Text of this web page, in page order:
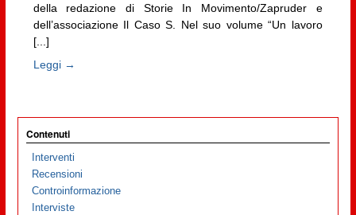
della redazione di Storie In Movimento/Zapruder e
dell’associazione Il Caso S. Nel suo volume “Un lavoro
[...]
Leggi →
Contenuti
Interventi
Recensioni
Controinformazione
Interviste